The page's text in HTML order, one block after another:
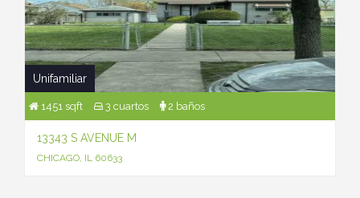
Unifamiliar
1451 sqft 3 cuartos 2 baños
13343 S AVENUE M
CHICAGO, IL 60633